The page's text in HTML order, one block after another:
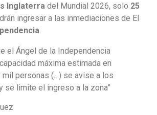
Inglaterra del Mundial 2026, solo 25
ingresar a las inmediaciones de El
el Ángel de la Independencia
máxima estimada en
mil personas (…) se avise a los
se limite el ingreso a la zona”